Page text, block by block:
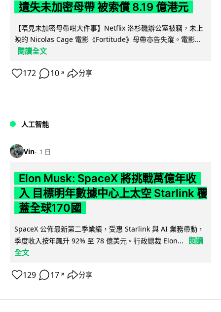
遺失未加密母帶 被索償 8.19 億港元
【唔見未加密母帶咁大件事】Netflix 洛杉磯辦公室被竊，未上
映的 Nicolas Cage 電影《Fortitude》母帶亦告失蹤。電影...
閱讀全文
172 10 ↗ 分享
人工智能
Vin 1 日
Elon Musk: SpaceX 將挑戰萬億年收
入 目標明年數據中心上太空 Starlink 覆
蓋全球170國
SpaceX 公佈最新第二季業績，受惠 Starlink 與 AI 業務帶動，
季度收入按年飆升 92% 至 78 億美元。行政總裁 Elon...
閱讀
全文
129 17 ↗ 分享